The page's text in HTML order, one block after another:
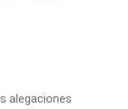
alegaciones